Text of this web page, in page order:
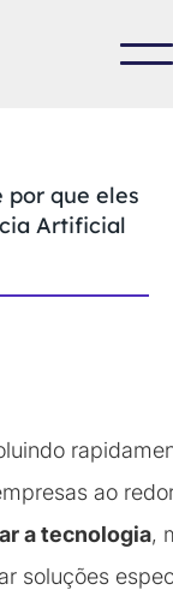
por que eles
Artificial
ao
a tecnologia,
soluções